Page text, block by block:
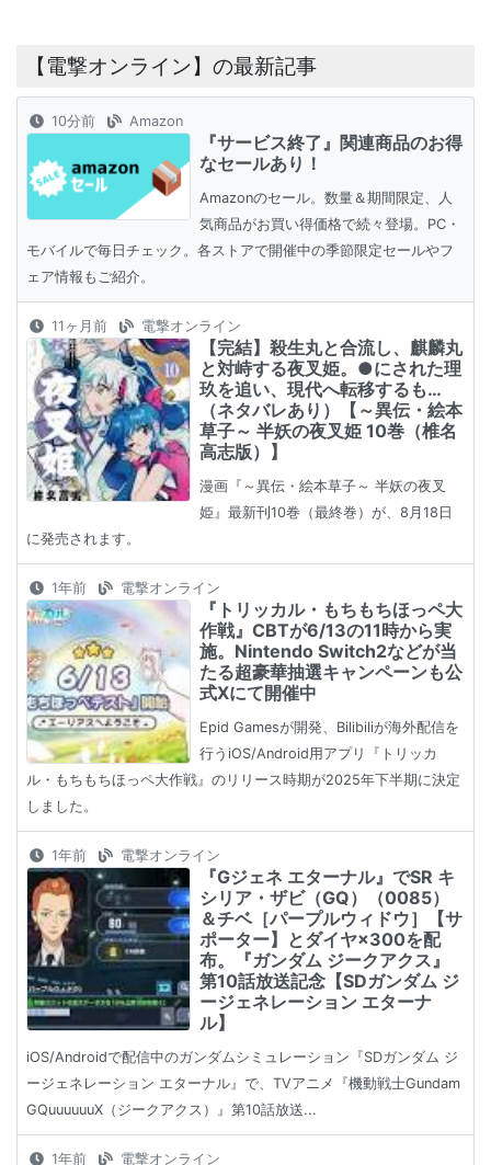
【電撃オンライン】の最新記事
10分前 Amazon
『サービス終了』関連商品のお得
なセールあり！
Amazonのセール。数量＆期間限定、人
気商品がお買い得価格で続々登場。PC・
モバイルで毎日チェック。各ストアで開催中の季節限定セールやフ
ェア情報もご紹介。
11ヶ月前 電撃オンライン
【完結】殺生丸と合流し、麒麟丸
と対峙する夜叉姫。●にされた理
玖を追い、現代へ転移するも…
（ネタバレあり）【～異伝・絵本
草子～ 半妖の夜叉姫 10巻（椎名
高志版）】
漫画『～異伝・絵本草子～ 半妖の夜叉
姫』最新刊10巻（最終巻）が、8月18日
に発売されます。
1年前 電撃オンライン
『トリッカル・もちもちほっペ大
作戦』CBTが6/13の11時から実
施。Nintendo Switch2などが当
たる超豪華抽選キャンペーンも公
式Xにて開催中
Epid Gamesが開発、Bilibiliが海外配信を
行うiOS/Android用アプリ『トリッカ
ル・もちもちほっペ大作戦』のリリース時期が2025年下半期に決定
しました。
1年前 電撃オンライン
『Gジェネ エターナル』でSR キ
シリア・ザビ（GQ）（0085）
＆チベ［パープルウィドウ］【サ
ポーター】とダイヤ×300を配
布。『ガンダム ジークアクス』
第10話放送記念【SDガンダム ジ
ージェネレーション エターナ
ル】
iOS/Androidで配信中のガンダムシミュレーション『SDガンダム ジ
ージェネレーション エターナル』で、TVアニメ『機動戦士Gundam
GQuuuuuuX（ジークアクス）』第10話放送...
1年前 電撃オンライン